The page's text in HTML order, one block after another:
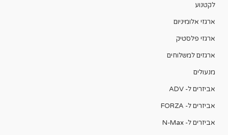
לקטנוע
ארגזי אלומיניום
ארגזי פלסטיק
ארגזים למשלוחים
מנעולים
אביזרים ל- ADV
אביזרים ל- FORZA
אביזרים ל- N-Max